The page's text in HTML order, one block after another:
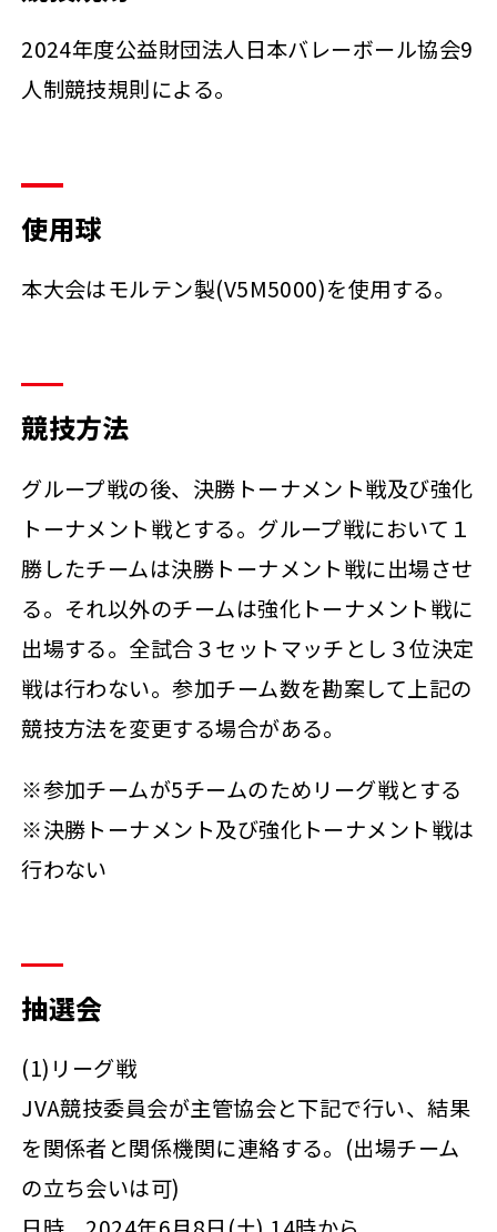
2024年度公益財団法人日本バレーボール協会9
人制競技規則による。
使用球
本大会はモルテン製(V5M5000)を使用する。
競技方法
グループ戦の後、決勝トーナメント戦及び強化
トーナメント戦とする。グループ戦において１
勝したチームは決勝トーナメント戦に出場させ
る。それ以外のチームは強化トーナメント戦に
出場する。全試合３セットマッチとし３位決定
戦は行わない。参加チーム数を勘案して上記の
競技方法を変更する場合がある。
※参加チームが5チームのためリーグ戦とする
※決勝トーナメント及び強化トーナメント戦は
行わない
抽選会
(1)リーグ戦
JVA競技委員会が主管協会と下記で行い、結果
を関係者と関係機関に連絡する。(出場チーム
の立ち会いは可)